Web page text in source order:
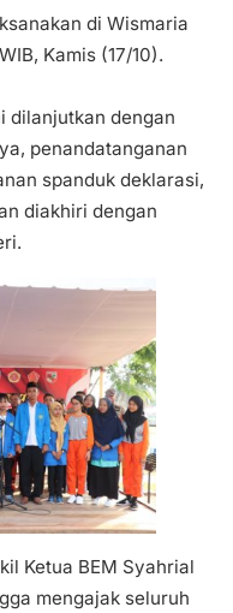
di Wismaria
Kamis (17/10).
dilanjutkan dengan
penandatanganan
spanduk deklarasi,
diakhiri dengan
Ketua BEM Syahrial
mengajak seluruh